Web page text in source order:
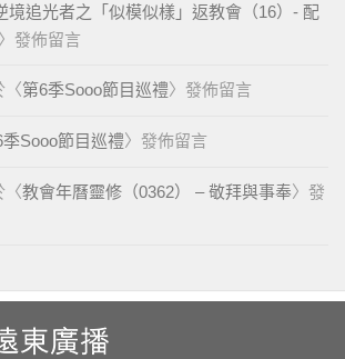
境追光者之「似模似樣」返教會（16）- 配
〉發佈留言
〈第6季Sooo節目巡禮〉發佈留言
季Sooo節目巡禮〉發佈留言
〈教會年曆靈修（0362） – 敬拜與事奉〉發